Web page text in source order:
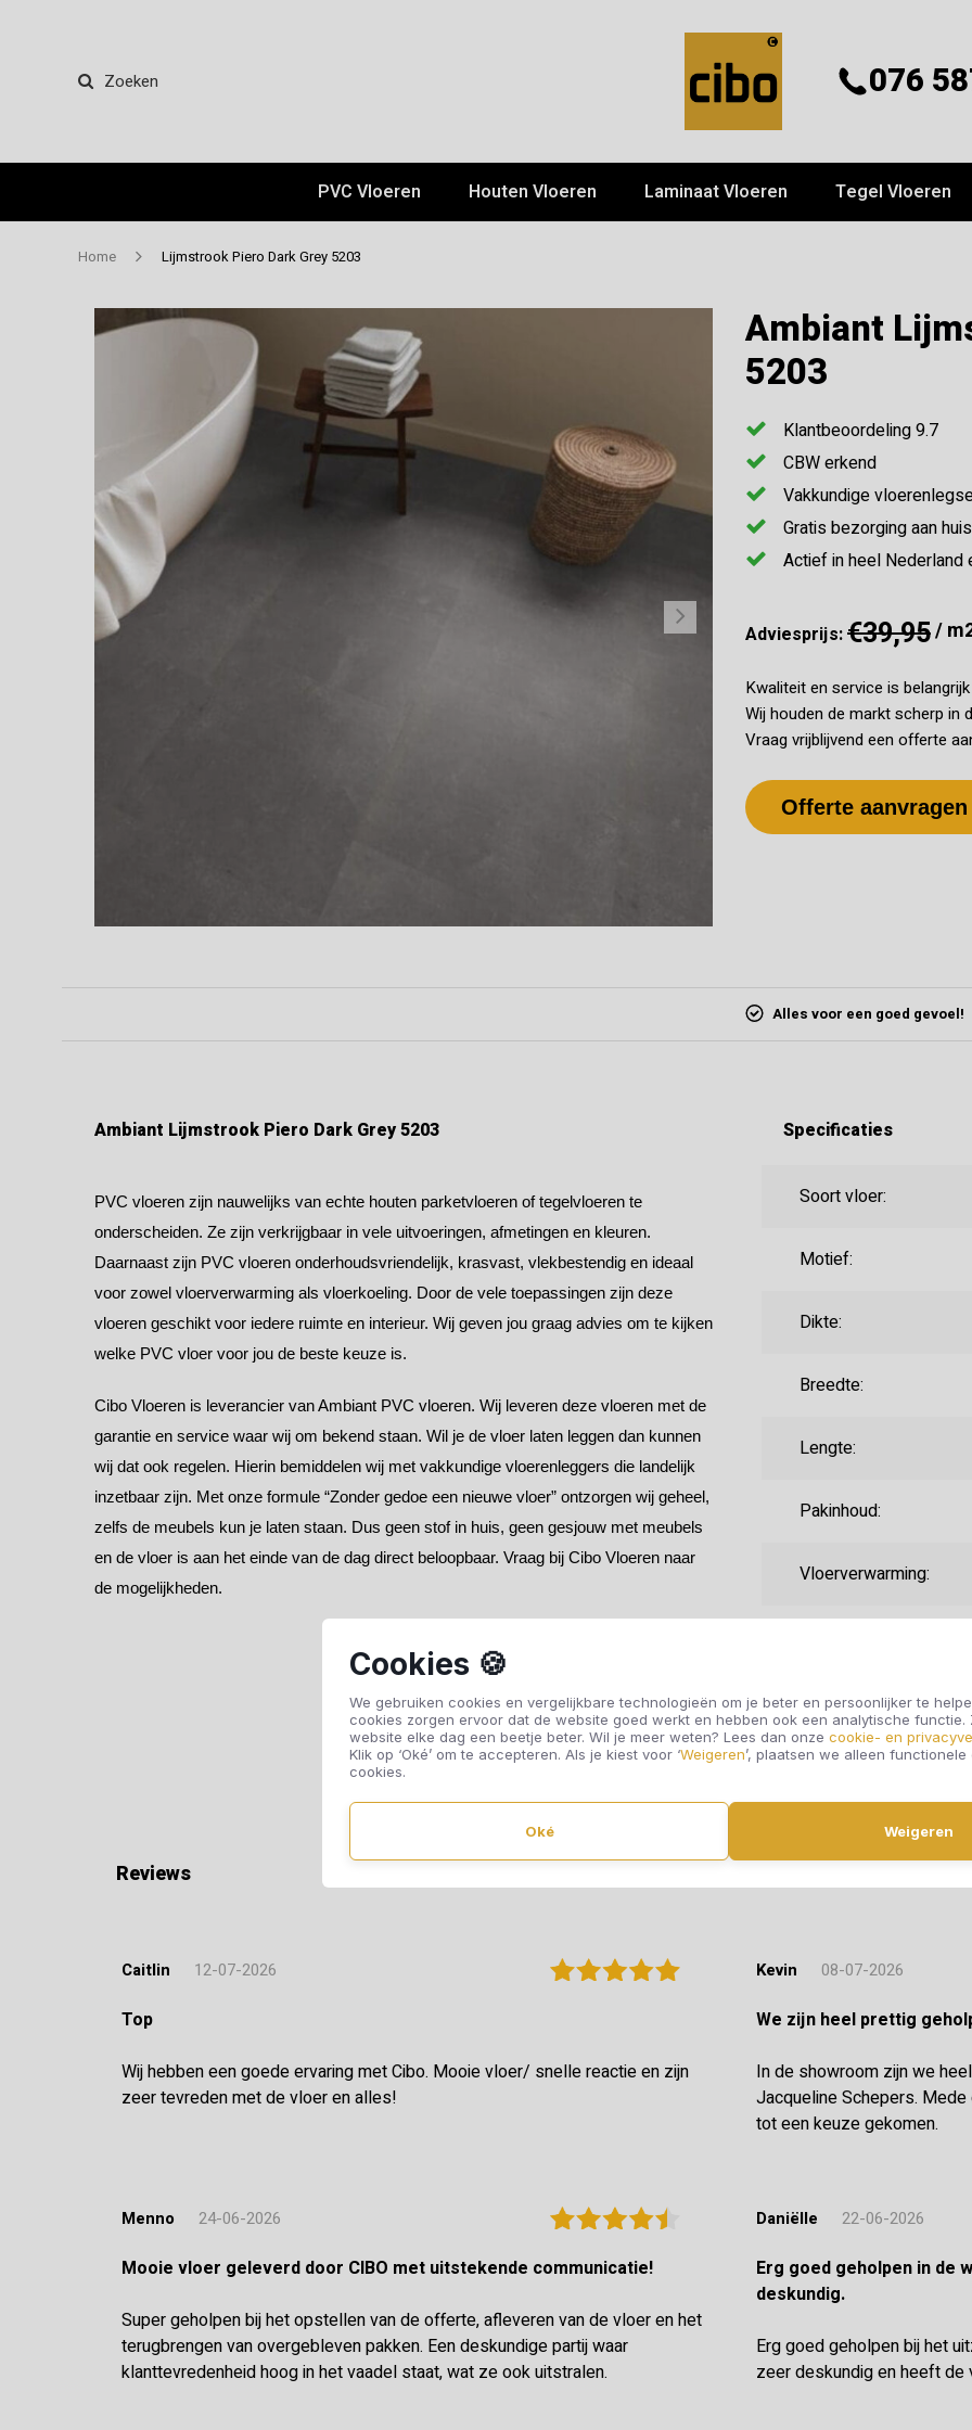
Cookies 🍪
We gebruiken cookies en vergelijkbare technologieën om je beter en persoonlijker te
cookies zorgen ervoor dat de website goed werkt en hebben ook een analytische functie.
website elke dag een beetje beter. Wil je meer weten? Lees dan onze cookie- en
Klik op ‘Oké’ om te accepteren. Als je kiest voor ‘Weigeren’, plaatsen we alleen
cookies.
Oké Weigeren
Zoeken 076
PVC Vloeren Houten Vloeren Laminaat Vloeren Tegel Vloeren
Home Lijmstrook Piero Dark Grey 5203
Ambiant
5203
Klantbeoordeling 9.7
CBW erkend
Vakkundige
Gratis bezorging aan huis
Actief in heel Nederland
Adviesprijs:€39,95/
Kwaliteit en service is
Wij houden de markt scherp in
Vraag vrijblijvend een offerte
Offerte aanvragen
Alles voor een goed gevoel!
Ambiant Lijmstrook Piero Dark Grey 5203
PVC vloeren zijn nauwelijks van echte houten parketvloeren of tegelvloeren te
onderscheiden. Ze zijn verkrijgbaar in vele uitvoeringen, afmetingen en kleuren.
Daarnaast zijn PVC vloeren onderhoudsvriendelijk, krasvast, vlekbestendig en ideaal
voor zowel vloerverwarming als vloerkoeling. Door de vele toepassingen zijn deze
vloeren geschikt voor iedere ruimte en interieur. Wij geven jou graag advies om te kijken
welke PVC vloer voor jou de beste keuze is.
Cibo Vloeren is leverancier van Ambiant PVC vloeren. Wij leveren deze vloeren met de
garantie en service waar wij om bekend staan. Wil je de vloer laten leggen dan kunnen
wij dat ook regelen. Hierin bemiddelen wij met vakkundige vloerenleggers die landelijk
inzetbaar zijn. Met onze formule “Zonder gedoe een nieuwe vloer” ontzorgen wij geheel,
zelfs de meubels kun je laten staan. Dus geen stof in huis, geen gesjouw met meubels
en de vloer is aan het einde van de dag direct beloopbaar. Vraag bij Cibo Vloeren naar
de mogelijkheden.
Specificaties
Soort vloer:
Motief:
Dikte:
Breedte:
Lengte:
Pakinhoud:
Vloerverwarming:
Fabrieksgarantie:
Gebruiksklasse:
Reviews
Caitlin 12-07-2026
Top
Wij hebben een goede ervaring met Cibo. Mooie vloer/ snelle reactie en zijn
zeer tevreden met de vloer en alles!
Kevin 08-07-2026
We zijn heel prettig
In de showroom zijn we
Jacqueline Schepers.
tot een keuze gekomen.
Menno 24-06-2026
Mooie vloer geleverd door CIBO met uitstekende communicatie!
Super geholpen bij het opstellen van de offerte, afleveren van de vloer en het
terugbrengen van overgebleven pakken. Een deskundige partij waar
klanttevredenheid hoog in het vaadel staat, wat ze ook uitstralen.
Daniëlle 22-06-2026
Erg goed geholpen in de winkel en de vloerenlegger was zeer
deskundig.
Erg goed geholpen bij het
zeer deskundig en heeft